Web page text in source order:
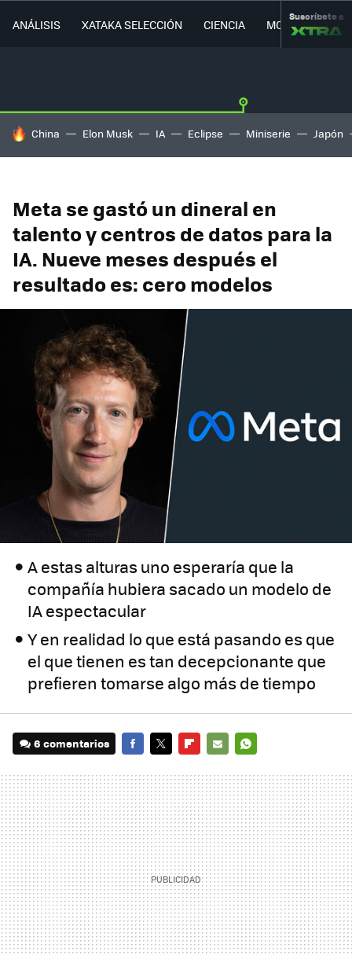
ANÁLISIS XATAKA SELECCIÓN CIENCIA MOVILIDAD
Suscríbete a
HOY SE HABLA DE
China Elon Musk IA Eclipse Miniserie Japón
Meta se gastó un dineral en
talento y centros de datos para la
IA. Nueve meses después el
resultado es: cero modelos
A estas alturas uno esperaría que la
compañía hubiera sacado un modelo de
IA espectacular
Y en realidad lo que está pasando es que
el que tienen es tan decepcionante que
prefieren tomarse algo más de tiempo
6 comentarios
MAIL